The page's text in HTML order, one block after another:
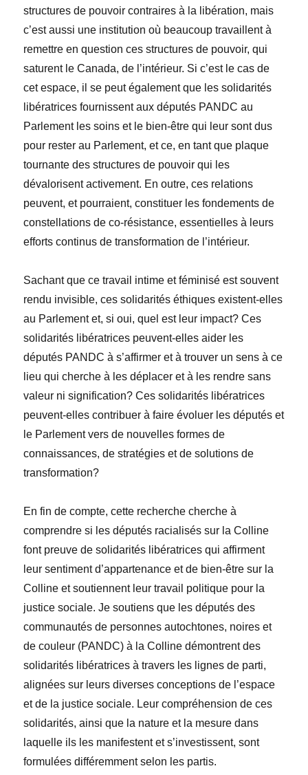
structures de pouvoir contraires à la libération, mais
c’est aussi une institution où beaucoup travaillent à
remettre en question ces structures de pouvoir, qui
saturent le Canada, de l’intérieur. Si c’est le cas de
cet espace, il se peut également que les solidarités
libératrices fournissent aux députés PANDC au
Parlement les soins et le bien-être qui leur sont dus
pour rester au Parlement, et ce, en tant que plaque
tournante des structures de pouvoir qui les
dévalorisent activement. En outre, ces relations
peuvent, et pourraient, constituer les fondements de
constellations de co-résistance, essentielles à leurs
efforts continus de transformation de l’intérieur.
Sachant que ce travail intime et féminisé est souvent
rendu invisible, ces solidarités éthiques existent-elles
au Parlement et, si oui, quel est leur impact? Ces
solidarités libératrices peuvent-elles aider les
députés PANDC à s’affirmer et à trouver un sens à ce
lieu qui cherche à les déplacer et à les rendre sans
valeur ni signification? Ces solidarités libératrices
peuvent-elles contribuer à faire évoluer les députés et
le Parlement vers de nouvelles formes de
connaissances, de stratégies et de solutions de
transformation?
En fin de compte, cette recherche cherche à
comprendre si les députés racialisés sur la Colline
font preuve de solidarités libératrices qui affirment
leur sentiment d’appartenance et de bien-être sur la
Colline et soutiennent leur travail politique pour la
justice sociale. Je soutiens que les députés des
communautés de personnes autochtones, noires et
de couleur (PANDC) à la Colline démontrent des
solidarités libératrices à travers les lignes de parti,
alignées sur leurs diverses conceptions de l’espace
et de la justice sociale. Leur compréhension de ces
solidarités, ainsi que la nature et la mesure dans
laquelle ils les manifestent et s’investissent, sont
formulées différemment selon les partis.